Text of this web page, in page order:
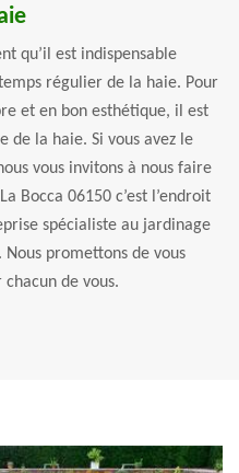
qu’il est indispensable
régulier de la haie. Pour
et en bon esthétique, il est
de la haie. Si vous avez le
vous invitons à nous faire
Bocca 06150 c’est l’endroit
spécialiste au jardinage
promettons de vous
de vous.